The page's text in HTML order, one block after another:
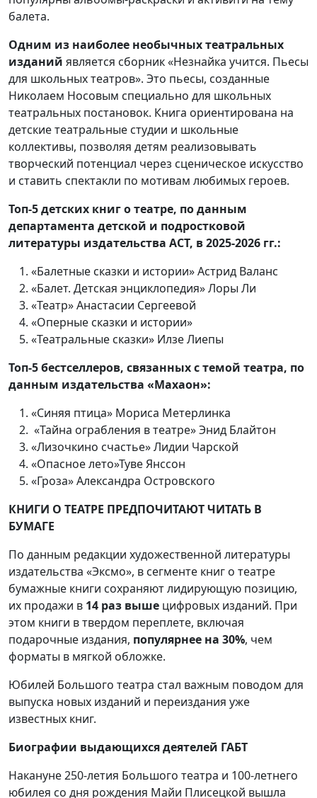
балета.
Одним из наиболее необычных театральных
изданий является сборник «Незнайка учится. Пьесы
для школьных театров». Это пьесы, созданные
Николаем Носовым специально для школьных
театральных постановок. Книга ориентирована на
детские театральные студии и школьные
коллективы, позволяя детям реализовывать
творческий потенциал через сценическое искусство
и ставить спектакли по мотивам любимых героев.
Топ-5 детских книг о театре, по данным
департамента детской и подростковой
литературы издательства АСТ, в 2025-2026 гг.:
«Балетные сказки и истории» Астрид Валанс
«Балет. Детская энциклопедия» Лоры Ли
«Театр» Анастасии Сергеевой
«Оперные сказки и истории»
«Театральные сказки» Илзе Лиепы
Топ-5 бестселлеров, связанных с темой театра, по
данным издательства «Махаон»:
«Синяя птица» Мориса Метерлинка
«Тайна ограбления в театре» Энид Блайтон
«Лизочкино счастье» Лидии Чарской
«Опасное лето»Туве Янссон
«Гроза» Александра Островского
КНИГИ О ТЕАТРЕ ПРЕДПОЧИТАЮТ ЧИТАТЬ В
БУМАГЕ
По данным редакции художественной литературы
издательства «Эксмо», в сегменте книг о театре
бумажные книги сохраняют лидирующую позицию,
их продажи в 14 раз выше цифровых изданий. При
этом книги в твердом переплете, включая
подарочные издания, популярнее на 30%, чем
форматы в мягкой обложке.
Юбилей Большого театра стал важным поводом для
выпуска новых изданий и переиздания уже
известных книг.
Биографии выдающихся деятелей ГАБТ
Накануне 250-летия Большого театра и 100-летнего
юбилея со дня рождения Майи Плисецкой вышла